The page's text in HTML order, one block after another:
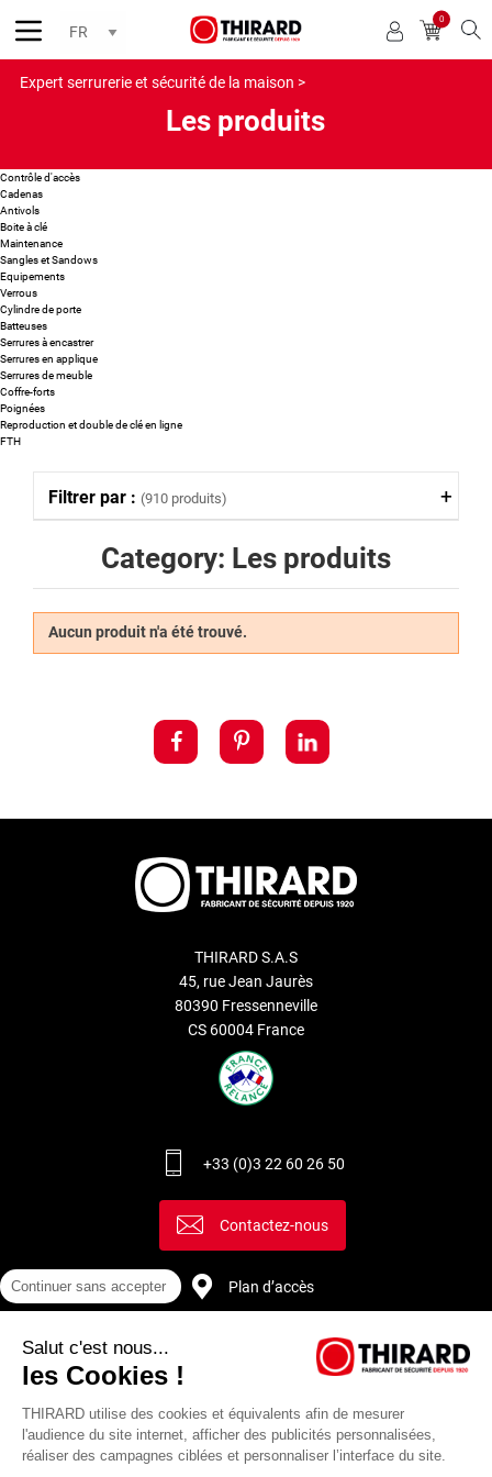
0
Expert serrurerie et sécurité de la maison >
Les produits
Contrôle d'accès
Cadenas
Antivols
Boite à clé
Maintenance
Sangles et Sandows
Equipements
Verrous
Cylindre de porte
Batteuses
Serrures à encastrer
Serrures en applique
Serrures de meuble
Coffre-forts
Poignées
Reproduction et double de clé en ligne
FTH
Category: Les produits
Aucun produit n'a été trouvé.
Filtrer par : (910 produits)
THIRARD S.A.S
45, rue Jean Jaurès
80390 Fressenneville
CS 60004 France
+33 (0)3 22 60 26 50
Contactez-nous
Plan d’accès
Continuer sans accepter
Salut c'est nous...
les Cookies !
THIRARD utilise des cookies et équivalents afin de mesurer
l'audience du site internet, afficher des publicités personnalisées,
réaliser des campagnes ciblées et personnaliser l’interface du site.